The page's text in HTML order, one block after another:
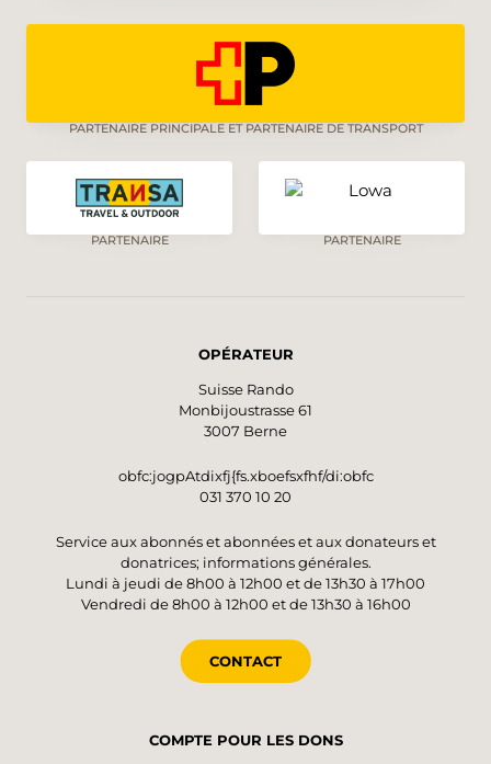
PARTENAIRE PRINCIPALE ET PARTENAIRE DE TRANSPORT
PARTENAIRE PARTENAIRE
OPÉRATEUR
Suisse Rando
Monbijoustrasse 61
3007 Berne
obfc:jogpAtdixfj{fs.xboefsxfhf/di:obfc
031 370 10 20
Service aux abonnés et abonnées et aux donateurs et
donatrices; informations générales.
Lundi à jeudi de 8h00 à 12h00 et de 13h30 à 17h00
Vendredi de 8h00 à 12h00 et de 13h30 à 16h00
CONTACT
COMPTE POUR LES DONS